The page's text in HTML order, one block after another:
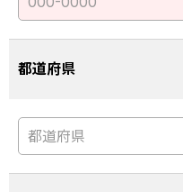
都道府県